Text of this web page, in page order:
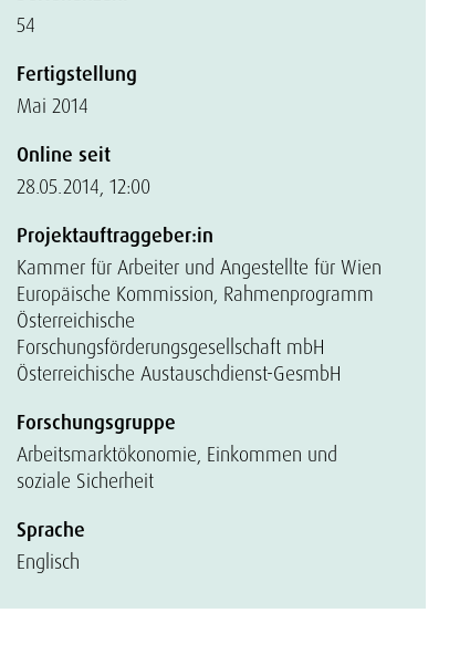
54
Fertigstellung
Mai 2014
Online seit
28.05.2014, 12:00
Projektauftraggeber:in
Kammer für Arbeiter und Angestellte für Wien
Europäische Kommission, Rahmenprogramm
Österreichische
Forschungsförderungsgesellschaft mbH
Österreichische Austauschdienst-GesmbH
Forschungsgruppe
Arbeitsmarktökonomie, Einkommen und
soziale Sicherheit
Sprache
Englisch